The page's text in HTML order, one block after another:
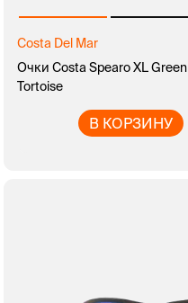
Costa Del Mar
Очки Costa Spearo XL
Tortoise
В КОРЗИНУ